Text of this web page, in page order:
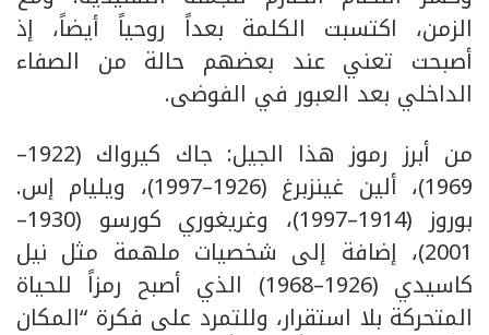
الزمن، اكتسبت الكلمة بعداً روحياً أيضاً، إذ
أصبحت تعني عند بعضهم حالة من الصفاء
الداخلي بعد العبور في الفوضى.
من أبرز رموز هذا الجيل: جاك كيرواك (1922–
1969)، ألين غينزبرغ (1926–1997)، ويليام إس.
بوروز (1914–1997)، وغريغوري كورسو (1930–
2001)، إضافة إلى شخصيات ملهمة مثل نيل
كاسيدي (1926–1968) الذي أصبح رمزاً للحياة
المتحركة بلا استقرار، وللتمرد على فكرة “المكان